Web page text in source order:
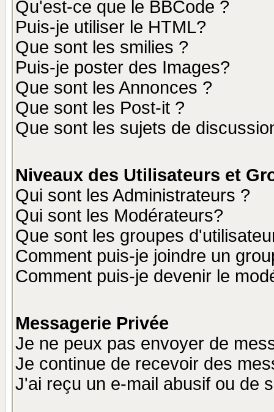
Qu'est-ce que le BBCode ?
Puis-je utiliser le HTML?
Que sont les smilies ?
Puis-je poster des Images?
Que sont les Annonces ?
Que sont les Post-it ?
Que sont les sujets de
Niveaux des Utilisateurs et
Qui sont les Administrateurs ?
Qui sont les Modérateurs?
Que sont les groupes
Comment puis-je joindre un
Comment puis-je devenir le
Messagerie Privée
Je ne peux pas envoyer de
Je continue de recevoir des
J'ai reçu un e-mail abusif ou de